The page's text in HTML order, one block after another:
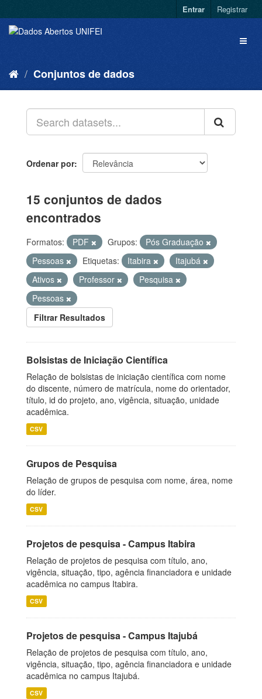
Entrar Registrar
Conjuntos de dados
Ordenar por
15 conjuntos de dados
encontrados
Formatos: PDF Grupos:
Pós Graduação
Pessoas
Etiquetas: Itabira
Itajubá
Ativos
Professor
Pesquisa
Pessoas
Filtrar Resultados
Bolsistas de Iniciação Científica
Relação de bolsistas de iniciação científica com nome
do discente, número de matrícula, nome do orientador,
título, id do projeto, ano, vigência, situação, unidade
acadêmica.
CSV
Grupos de Pesquisa
Relação de grupos de pesquisa com nome, área, nome
do líder.
CSV
Projetos de pesquisa - Campus Itabira
Relação de projetos de pesquisa com título, ano,
vigência, situação, tipo, agência financiadora e unidade
acadêmica no campus Itabira.
CSV
Projetos de pesquisa - Campus Itajubá
Relação de projetos de pesquisa com título, ano,
vigência, situação, tipo, agência financiadora e unidade
acadêmica no campus Itajubá.
CSV